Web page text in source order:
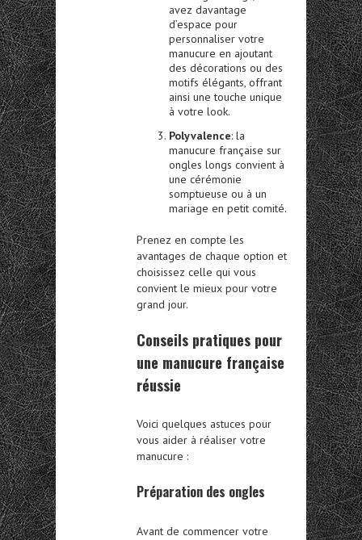
avez davantage
d’espace pour
personnaliser votre
manucure en ajoutant
des décorations ou des
motifs élégants, offrant
ainsi une touche unique
à votre look.
Polyvalence: la
manucure française sur
ongles longs convient à
une cérémonie
somptueuse ou à un
mariage en petit comité.
Prenez en compte les
avantages de chaque option et
choisissez celle qui vous
convient le mieux pour votre
grand jour.
Conseils pratiques pour
une manucure française
réussie
Voici quelques astuces pour
vous aider à réaliser votre
manucure :
Préparation des ongles
Avant de commencer votre